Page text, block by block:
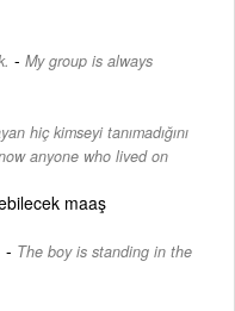
- My group is always
hiç kimseyi tanımadığını
anyone who lived on
maaş
- The boy is standing in the